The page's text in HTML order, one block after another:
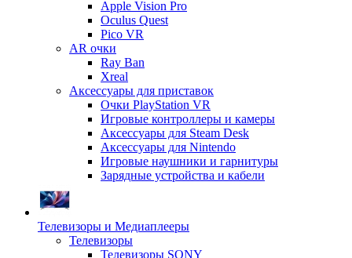
Apple Vision Pro
Oculus Quest
Pico VR
AR очки
Ray Ban
Xreal
Аксессуары для приставок
Очки PlayStation VR
Игровые контроллеры и камеры
Аксессуары для Steam Desk
Аксессуары для Nintendo
Игровые наушники и гарнитуры
Зарядные устройства и кабели
Телевизоры и Медиаплееры
Телевизоры
Телевизоры SONY